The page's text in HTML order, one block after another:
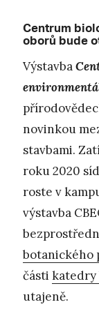
Centrum
oborů bude
Výstavba
novinkou
stavbami.
roku 2020
roste v
výstavba
botanického
části katedry
utajeně.